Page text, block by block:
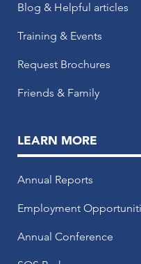
Blog & Helpful articles
Training & Events
Request Brochures
Friends & Family
LEARN MORE
Annual Reports
Employment
Annual Conference